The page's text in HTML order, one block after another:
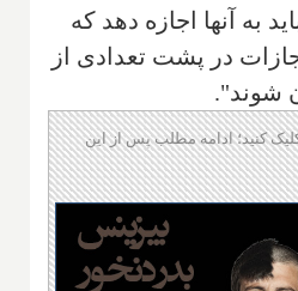
به آنها اجازه دهد که
در پشت تعدادی از
شوند".
کنید؛ ادامه مطلب پس از این